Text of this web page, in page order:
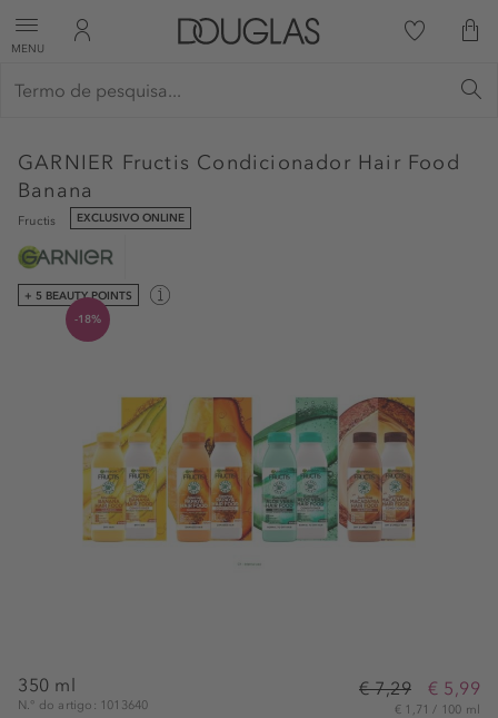
MENU
GARNIER Fructis Condicionador Hair Food
Banana
Fructis EXCLUSIVO ONLINE
+ 5 BEAUTY POINTS
-18%
350 ml
N.° do artigo: 1013640
€ 7,29 € 5,99
€ 1,71 / 100 ml